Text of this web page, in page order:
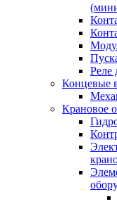
Реле
Концевые
Крановое